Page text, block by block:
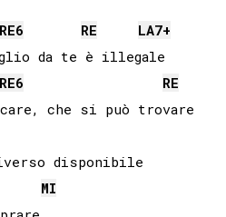
RE6 RE LA7+
RE6
RE
che si può trovare
MI